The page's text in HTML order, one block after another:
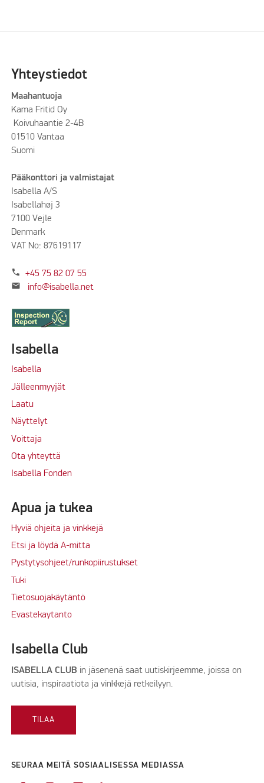
Yhteystiedot
Maahantuoja
Kama Fritid Oy
Koivuhaantie 2-4B
01510 Vantaa
Suomi
Pääkonttori ja valmistajat
Isabella A/S
Isabellahøj 3
7100 Vejle
Denmark
VAT No: 87619117
phone +45 75 82 07 55
mail info@isabella.net
Isabella
Isabella
Jälleenmyyjät
Laatu
Näyttelyt
Voittaja
Ota yhteyttä
Isabella Fonden
Apua ja tukea
Hyviä ohjeita ja vinkkejä
Etsi ja löydä A-mitta
Pystytysohjeet/runkopiirustukset
Tuki
Tietosuojakäytäntö
Evastekaytanto
Isabella Club
ISABELLA CLUB in jäsenenä saat uutiskirjeemme, joissa on
uutisia, inspiraatiota ja vinkkejä retkeilyyn.
TILAA
SEURAA MEITÄ SOSIAALISESSA MEDIASSA